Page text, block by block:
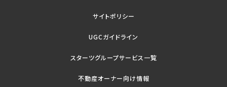
サイトポリシー
UGCガイドライン
スターツグループサービス一覧
不動産オーナー向け情報